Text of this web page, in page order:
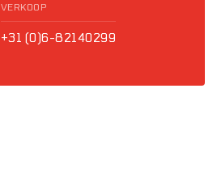
VERKOOP
+31 (0)6-82140299